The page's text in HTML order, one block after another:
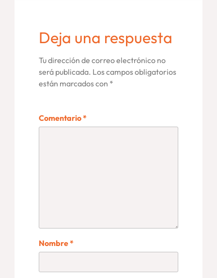
Deja una respuesta
Tu dirección de correo electrónico no
será publicada. Los campos obligatorios
están marcados con *
Comentario*
Nombre*